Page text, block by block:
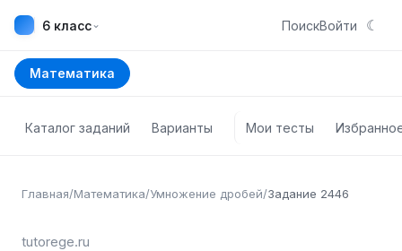
6 класс⌄ ПоискВойти ☾
Математика
Каталог заданий Варианты Мои тесты
Главная/Математика/Умножение дробей/Задание 2446
tutorege.ru